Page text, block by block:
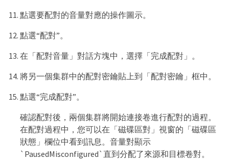
點選要配對的音量對應的操作圖示。
點選“配對”。
在「配對音量」對話方塊中，選擇「完成配對」。
將另一個集群中的配對密鑰貼上到「配對密鑰」框中。
點選“完成配對”。
確認配對後，兩個集群將開始連接卷進行配對的過程。
在配對過程中，您可以在「磁碟區對」視窗的「磁碟區
狀態」欄位中看到訊息。音量對顯示
`PausedMisconfigured`直到分配了來源和目標卷對。